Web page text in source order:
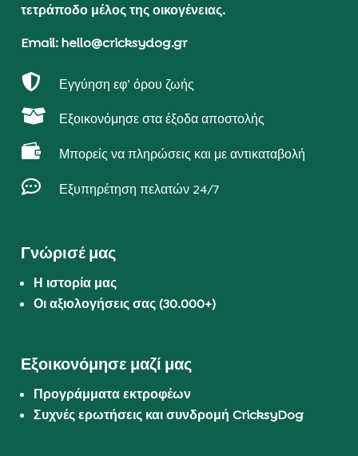
τετράποδο μέλος της οικογένειας.
Email: hello@cricksydog.gr
 Εγγύηση εφ’ όρου ζωής
 Εξοικονόμησε στα έξοδα αποστολής
 Μπορείς να πληρώσεις και με αντικαταβολή
 Εξυπηρέτηση πελατών 24/7
Γνώρισέ μας
Η ιστορία μας
Οι αξιολογήσεις σας (30.000+)
Εξοικονόμησε μαζί μας
Προγράμματα εκτροφέων
Συχνές ερωτήσεις και συνδρομή CricksyDog